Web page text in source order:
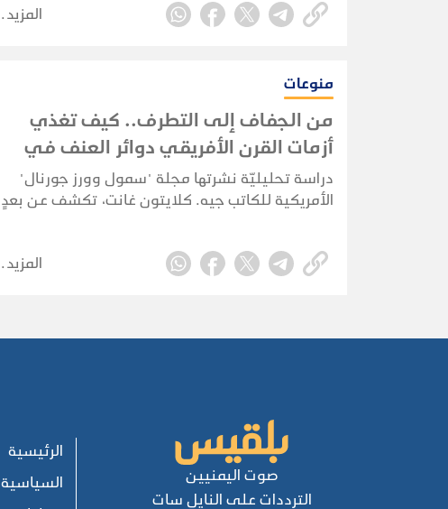
المزيد
منوعات
من الجفاف إلى التطرف.. كيف تغذي
أزمات القرن الأفريقي دوائر العنف في
اليمن؟
دراسة تحليليّة نشرتها مجلة "سمول وورز جورنال"
الأمريكية للكاتب جيه. كلايتون غانت، تكشف عن بعدٍ
لتدفقات الهجرة الناجمة عن التغيرات المناخية القادمة
المزيد
صوت اليمنيين
الترددات على النايل سات
الرئيسية
السياسية